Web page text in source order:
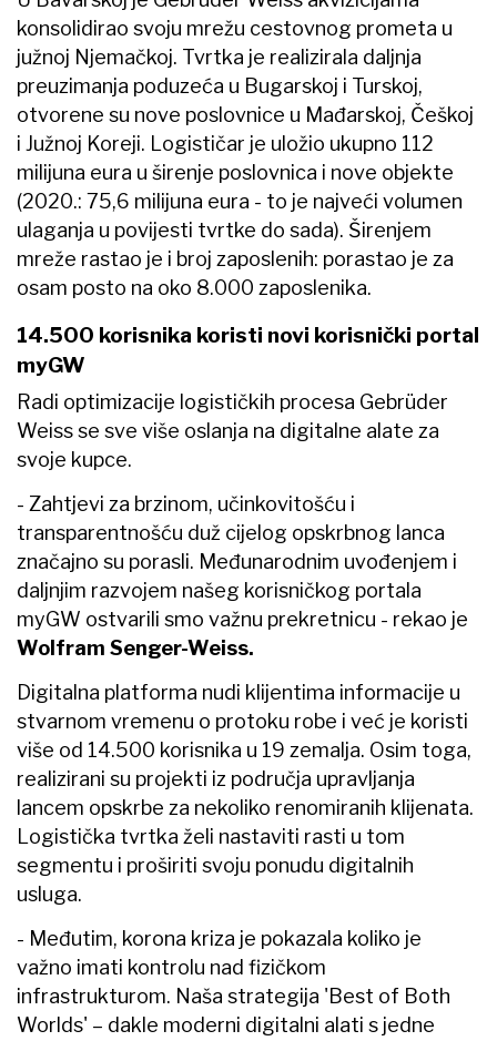
konsolidirao svoju mrežu cestovnog prometa u
južnoj Njemačkoj. Tvrtka je realizirala daljnja
preuzimanja poduzeća u Bugarskoj i Turskoj,
otvorene su nove poslovnice u Mađarskoj, Češkoj
i Južnoj Koreji. Logističar je uložio ukupno 112
milijuna eura u širenje poslovnica i nove objekte
(2020.: 75,6 milijuna eura - to je najveći volumen
ulaganja u povijesti tvrtke do sada). Širenjem
mreže rastao je i broj zaposlenih: porastao je za
osam posto na oko 8.000 zaposlenika.
14.500 korisnika koristi novi korisnički portal
myGW
Radi optimizacije logističkih procesa Gebrüder
Weiss se sve više oslanja na digitalne alate za
svoje kupce.
- Zahtjevi za brzinom, učinkovitošću i
transparentnošću duž cijelog opskrbnog lanca
značajno su porasli. Međunarodnim uvođenjem i
daljnjim razvojem našeg korisničkog portala
myGW ostvarili smo važnu prekretnicu - rekao je
Wolfram Senger-Weiss.
Digitalna platforma nudi klijentima informacije u
stvarnom vremenu o protoku robe i već je koristi
više od 14.500 korisnika u 19 zemalja. Osim toga,
realizirani su projekti iz područja upravljanja
lancem opskrbe za nekoliko renomiranih klijenata.
Logistička tvrtka želi nastaviti rasti u tom
segmentu i proširiti svoju ponudu digitalnih
usluga.
- Međutim, korona kriza je pokazala koliko je
važno imati kontrolu nad fizičkom
infrastrukturom. Naša strategija 'Best of Both
Worlds' – dakle moderni digitalni alati s jedne